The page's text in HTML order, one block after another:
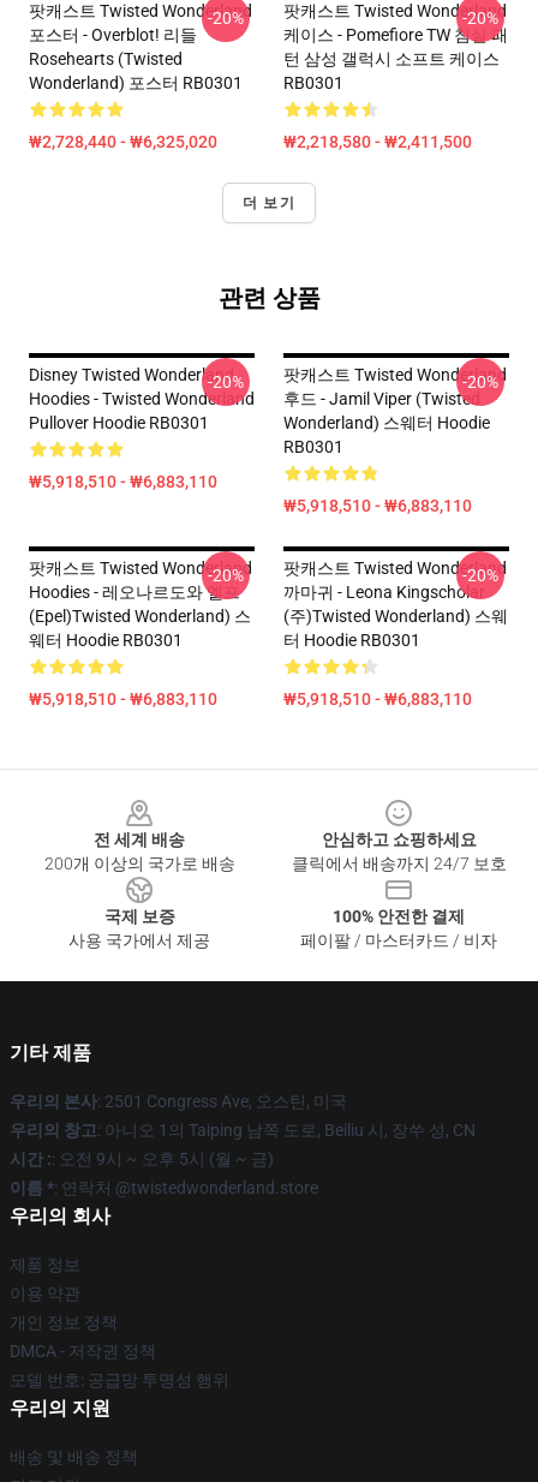
팟캐스트 Twisted Wonderland
포스터 - Overblot! 리들
Rosehearts (Twisted
Wonderland) 포스터 RB0301
₩2,728,440 - ₩6,325,020
-20%
팟캐스트 Twisted Wonderland
케이스 - Pomefiore TW 침실 패
턴 삼성 갤럭시 소프트 케이스
RB0301
₩2,218,580 - ₩2,411,500
-20%
더 보기
관련 상품
Disney Twisted Wonderland
Hoodies - Twisted Wonderland
Pullover Hoodie RB0301
₩5,918,510 - ₩6,883,110
-20%
팟캐스트 Twisted Wonderland
후드 - Jamil Viper (Twisted
Wonderland) 스웨터 Hoodie
RB0301
₩5,918,510 - ₩6,883,110
-20%
팟캐스트 Twisted Wonderland
Hoodies - 레오나르도와 엘프
(Epel)Twisted Wonderland) 스
웨터 Hoodie RB0301
₩5,918,510 - ₩6,883,110
-20%
팟캐스트 Twisted Wonderland
까마귀 - Leona Kingscholar
(주)Twisted Wonderland) 스웨
터 Hoodie RB0301
₩5,918,510 - ₩6,883,110
-20%
전 세계 배송
200개 이상의 국가로 배송
안심하고 쇼핑하세요
클릭에서 배송까지 24/7 보호
국제 보증
사용 국가에서 제공
100% 안전한 결제
페이팔 / 마스터카드 / 비자
기타 제품
우리의 본사: 2501 Congress Ave, 오스틴, 미국
우리의 창고: 아니오 1의 Taiping 남쪽 도로, Beiliu 시, 장쑤 성, CN
시간 :: 오전 9시 ~ 오후 5시 (월 ~ 금)
이름 *: 연락처 @twistedwonderland.store
우리의 회사
제품 정보
이용 약관
개인 정보 정책
DMCA - 저작권 정책
모델 번호: 공급망 투명성 행위
우리의 지원
배송 및 배송 정책